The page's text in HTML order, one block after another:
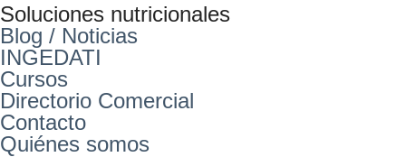
Soluciones nutricionales
Blog / Noticias
INGEDATI
Cursos
Directorio Comercial
Contacto
Quiénes somos